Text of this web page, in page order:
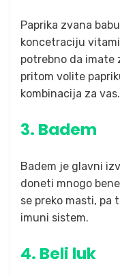
Paprika zvana
koncetraciju
potrebno da imate
pritom volite
kombinacija za vas.
3. Badem
Badem je glavni
doneti mnogo
se preko masti, pa
imuni sistem.
4. Beli luk